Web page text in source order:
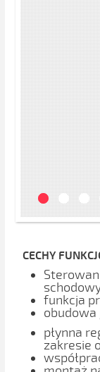
CECHY
funkcja
obudowa
płynna
zakresie